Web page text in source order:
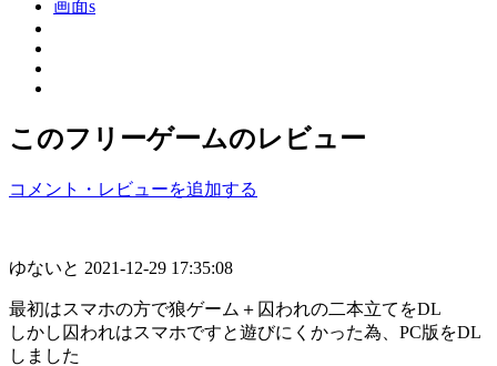
このフリーゲームのレビュー
コメント・レビューを追加する
ゆないと 2021-12-29 17:35:08
最初はスマホの方で狼ゲーム＋囚われの二本立てをDL
しかし囚われはスマホですと遊びにくかった為、PC版をDL
しました